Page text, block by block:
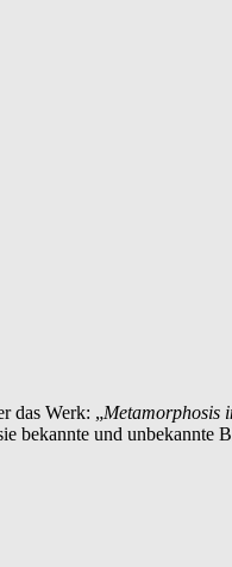
das Werk: „Metamorphosis
bekannte und unbekannte